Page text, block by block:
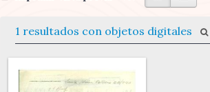
1 resultados con objetos digitales